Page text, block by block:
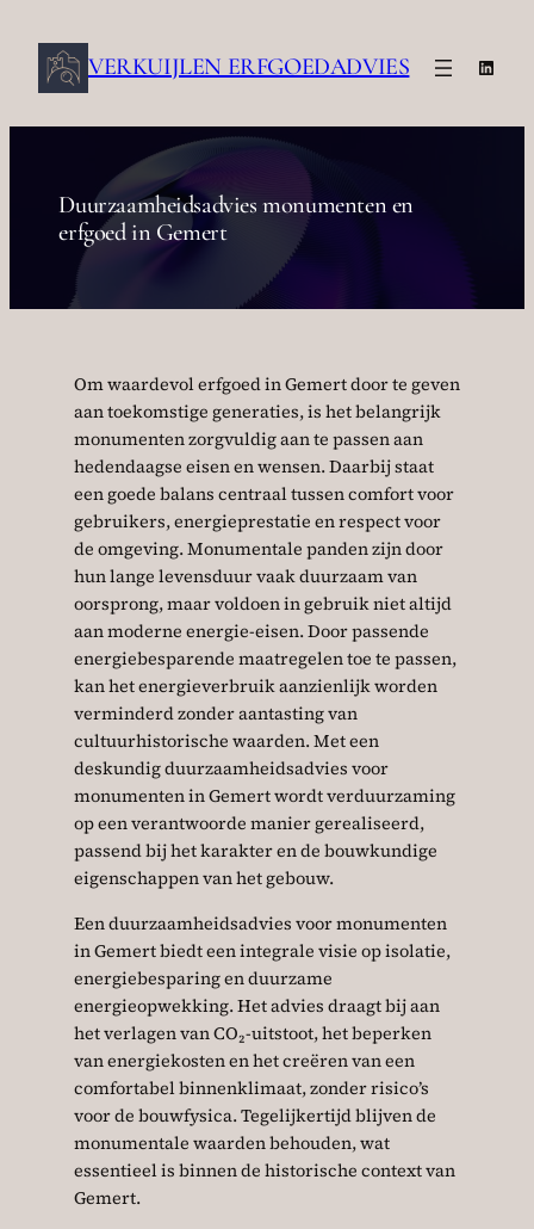
naar
VERKUIJLEN ERFGOEDADVIES
Duurzaamheidsadvies monumenten en
erfgoed in Gemert
Om waardevol erfgoed in Gemert door te geven
aan toekomstige generaties, is het belangrijk
monumenten zorgvuldig aan te passen aan
hedendaagse eisen en wensen. Daarbij staat
een goede balans centraal tussen comfort voor
gebruikers, energieprestatie en respect voor
de omgeving. Monumentale panden zijn door
hun lange levensduur vaak duurzaam van
oorsprong, maar voldoen in gebruik niet altijd
aan moderne energie-eisen. Door passende
energiebesparende maatregelen toe te passen,
kan het energieverbruik aanzienlijk worden
verminderd zonder aantasting van
cultuurhistorische waarden. Met een
deskundig duurzaamheidsadvies voor
monumenten in Gemert wordt verduurzaming
op een verantwoorde manier gerealiseerd,
passend bij het karakter en de bouwkundige
eigenschappen van het gebouw.
Een duurzaamheidsadvies voor monumenten
in Gemert biedt een integrale visie op isolatie,
energiebesparing en duurzame
energieopwekking. Het advies draagt bij aan
het verlagen van CO₂-uitstoot, het beperken
van energiekosten en het creëren van een
comfortabel binnenklimaat, zonder risico’s
voor de bouwfysica. Tegelijkertijd blijven de
monumentale waarden behouden, wat
essentieel is binnen de historische context van
Gemert.